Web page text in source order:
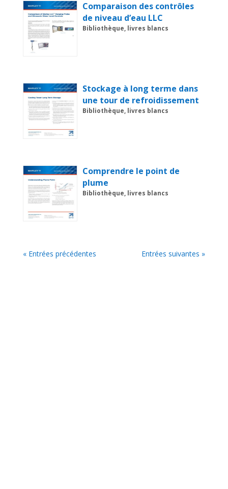
Comparaison des contrôles
de niveau d’eau LLC
Bibliothèque, livres blancs
Stockage à long terme dans
une tour de refroidissement
Bibliothèque, livres blancs
Comprendre le point de
plume
Bibliothèque, livres blancs
« Entrées précédentes Entrées suivantes »